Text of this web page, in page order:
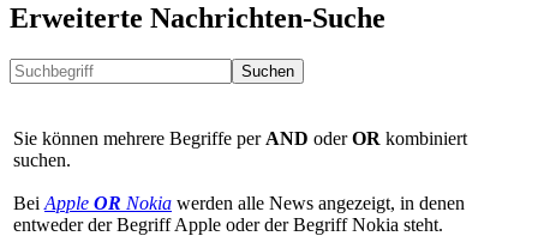
Erweiterte Nachrichten-Suche
Suchen
Sie können mehrere Begriffe per AND oderOR kombiniert
suchen.
Bei Apple OR Nokia werden alle News angezeigt, in denen
entweder der Begriff Apple oder der Begriff Nokia steht.